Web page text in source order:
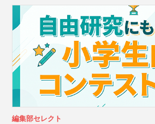
編集部セレクト